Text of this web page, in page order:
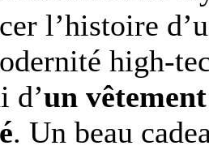
l’histoire
high-
d’un
. Un beau